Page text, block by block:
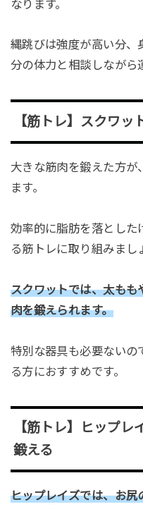
なります。
縄跳びは強度が高い分、
分の体力と相談しながら
【筋トレ】スクワッ
大きな筋肉を鍛えた方
ます。
効率的に脂肪を落とした
る筋トレに取り組みまし
スクワットでは、太もも
肉を鍛えられます。
特別な器具も必要ないの
る方におすすめです。
【筋トレ】ヒップレ
鍛える
ヒップレイズでは、お尻